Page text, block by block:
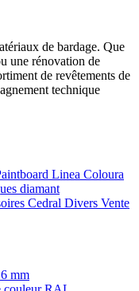
de bardage. Que
une rénovation de
de revêtements de
technique
Linea Coloura
diamant
Cedral Divers Vente
mm